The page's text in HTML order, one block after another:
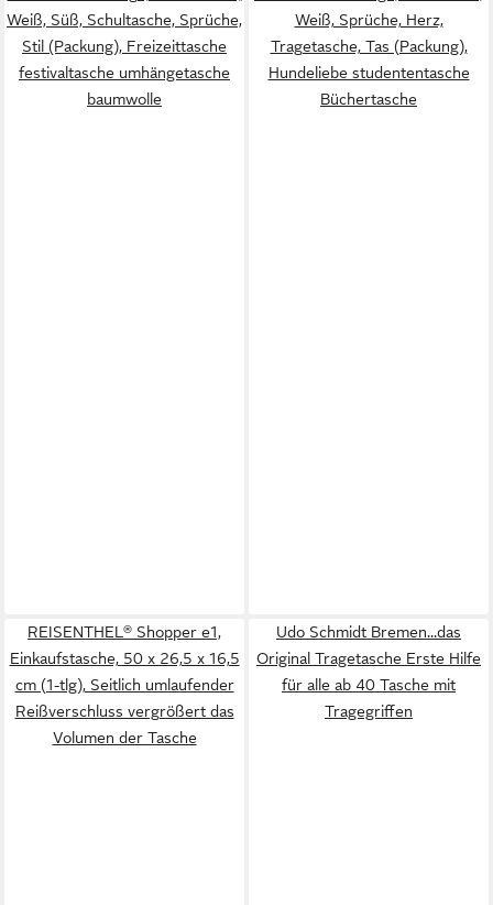
Weiß, Süß, Schultasche, Sprüche,
Stil (Packung), Freizeittasche
festivaltasche umhängetasche
baumwolle
Weiß, Sprüche, Herz,
Tragetasche, Tas (Packung),
Hundeliebe studententasche
Büchertasche
REISENTHEL® Shopper e1,
Einkaufstasche, 50 x 26,5 x 16,5
cm (1-tlg), Seitlich umlaufender
Reißverschluss vergrößert das
Volumen der Tasche
Udo Schmidt Bremen...das
Original Tragetasche Erste Hilfe
für alle ab 40 Tasche mit
Tragegriffen